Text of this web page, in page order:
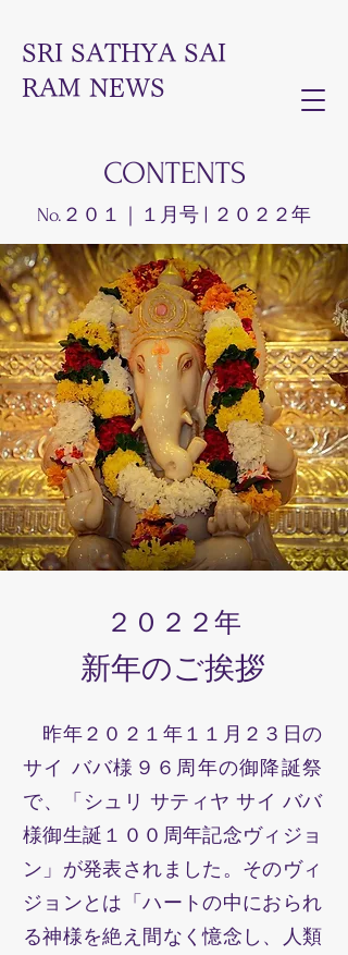
SRI SATHYA SAI
RAM NEWS
CONTENTS
No.２０１｜１月号 | ２０２２年
​２０２２年
新年のご挨拶
昨年２０２１年１１月２３日の
サイ ババ様９６周年の御降誕祭
で、「シュリ サティヤ サイ ババ
様御生誕１００周年記念ヴィジョ
ン」が発表されました。そのヴィ
ジョンとは「ハートの中におられ
る神様を絶え間なく憶念し、人類